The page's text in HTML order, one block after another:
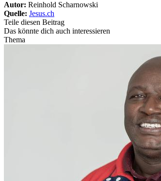
Autor: Reinhold Scharnowski
Quelle: Jesus.ch
Teile diesen Beitrag
Das könnte dich auch interessieren
Thema